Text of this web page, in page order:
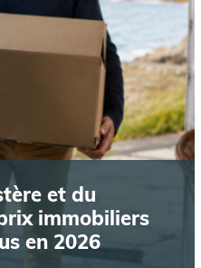
et du
immobiliers
en 2026